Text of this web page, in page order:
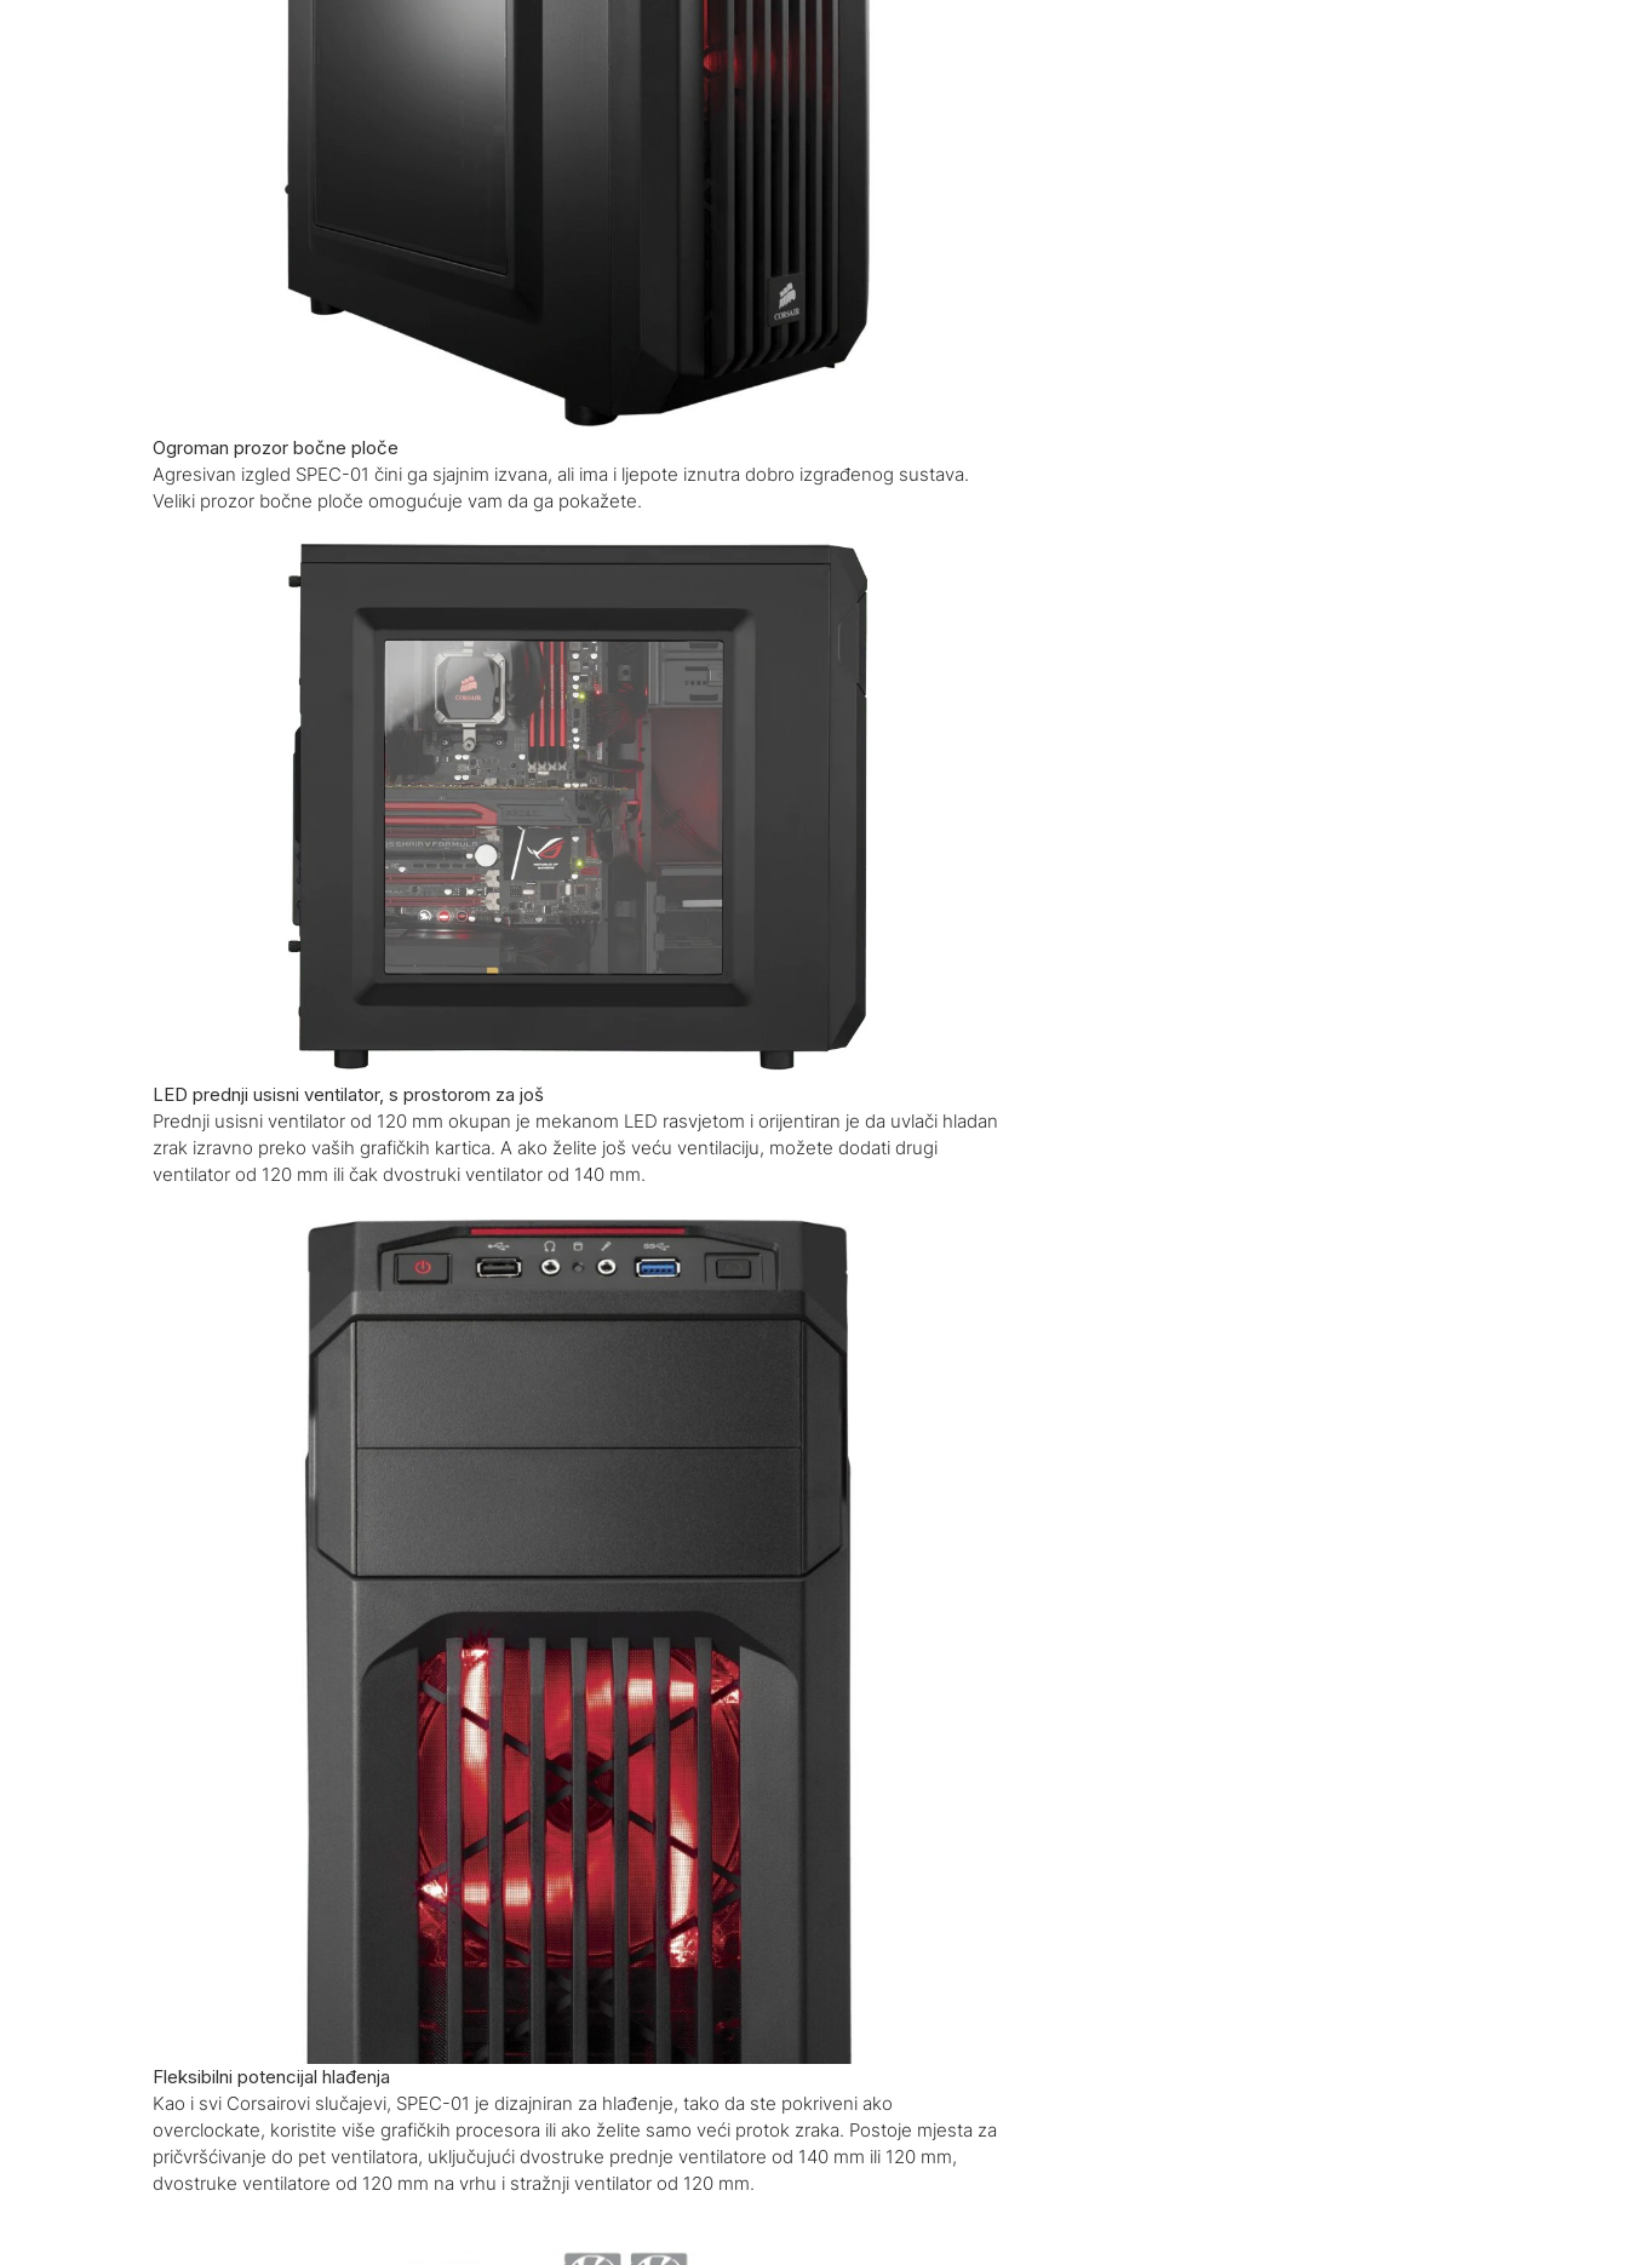
Ogroman prozor bočne ploče
Agresivan izgled SPEC-01 čini ga sjajnim izvana, ali ima i ljepote iznutra dobro izgrađenog sustava.
Veliki prozor bočne ploče omogućuje vam da ga pokažete.
LED prednji usisni ventilator, s prostorom za još
Prednji usisni ventilator od 120 mm okupan je mekanom LED rasvjetom i orijentiran je da uvlači hladan
zrak izravno preko vaših grafičkih kartica. A ako želite još veću ventilaciju, možete dodati drugi
ventilator od 120 mm ili čak dvostruki ventilator od 140 mm.
Fleksibilni potencijal hlađenja
Kao i svi Corsairovi slučajevi, SPEC-01 je dizajniran za hlađenje, tako da ste pokriveni ako
overclockate, koristite više grafičkih procesora ili ako želite samo veći protok zraka. Postoje mjesta za
pričvršćivanje do pet ventilatora, uključujući dvostruke prednje ventilatore od 140 mm ili 120 mm,
dvostruke ventilatore od 120 mm na vrhu i stražnji ventilator od 120 mm.